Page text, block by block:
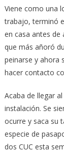
Viene como una
trabajo, terminó
en casa antes de
que más añoró
peinarse y ahora
hacer contacto
Acaba de llegar
instalación. Se
ocurre y saca su
especie de
dos CUC esta